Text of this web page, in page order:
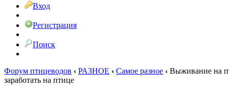
Вход
Регистрация
Поиск
Форум птицеводов ‹ РАЗНОЕ ‹ Самое разное ‹ Выживание на
заработать на птице